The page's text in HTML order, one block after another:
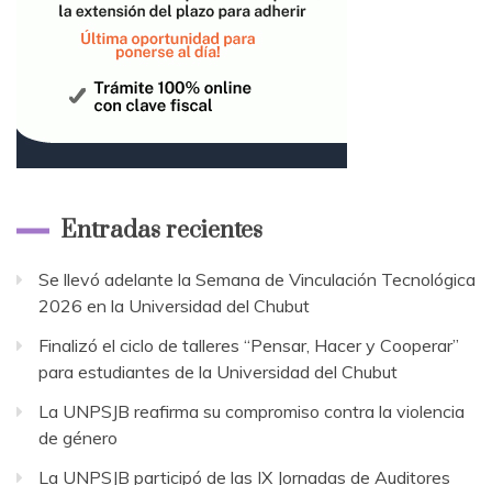
Entradas recientes
Se llevó adelante la Semana de Vinculación Tecnológica
2026 en la Universidad del Chubut
Finalizó el ciclo de talleres “Pensar, Hacer y Cooperar”
para estudiantes de la Universidad del Chubut
La UNPSJB reafirma su compromiso contra la violencia
de género
La UNPSJB participó de las IX Jornadas de Auditores